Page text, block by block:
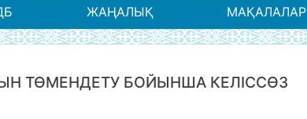
ЖАҢАЛЫҚ МАҚАЛАЛАР
ТӨМЕНДЕТУ БОЙЫНША КЕЛІССӨЗ